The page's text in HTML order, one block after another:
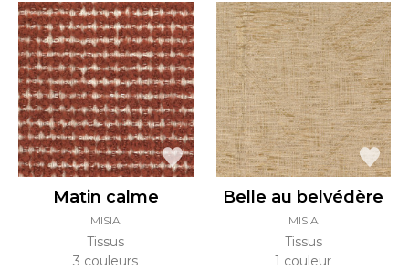
Matin calme
MISIA
Tissus
3 couleurs
Belle au belvédère
MISIA
Tissus
1 couleur